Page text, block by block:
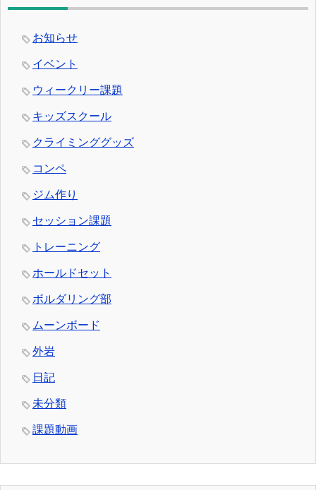
お知らせ
イベント
ウィークリー課題
キッズスクール
クライミンググッズ
コンペ
ジム作り
セッション課題
トレーニング
ホールドセット
ボルダリング部
ムーンボード
外岩
日記
未分類
課題動画